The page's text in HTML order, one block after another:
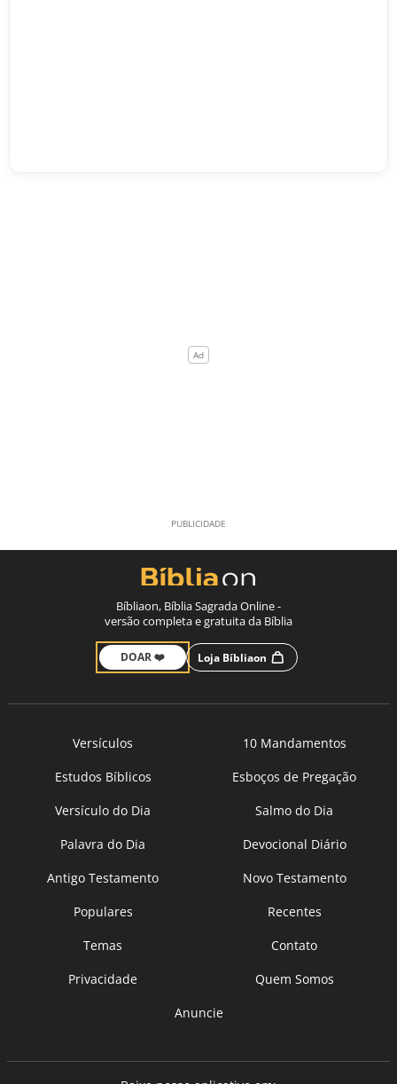
Bíbliaon, Bíblia Sagrada Online -
versão completa e gratuita da Bíblia
DOAR ❤️ Loja Bíbliaon
Versículos
10 Mandamentos
Estudos Bíblicos
Esboços de Pregação
Versículo do Dia
Salmo do Dia
Palavra do Dia
Devocional Diário
Antigo Testamento
Novo Testamento
Populares
Recentes
Temas
Contato
Privacidade
Quem Somos
Anuncie